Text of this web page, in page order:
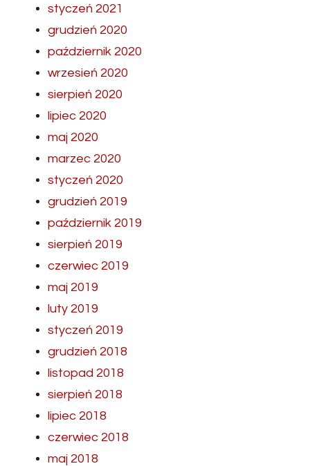
styczeń 2021
grudzień 2020
październik 2020
wrzesień 2020
sierpień 2020
lipiec 2020
maj 2020
marzec 2020
styczeń 2020
grudzień 2019
październik 2019
sierpień 2019
czerwiec 2019
maj 2019
luty 2019
styczeń 2019
grudzień 2018
listopad 2018
sierpień 2018
lipiec 2018
czerwiec 2018
maj 2018